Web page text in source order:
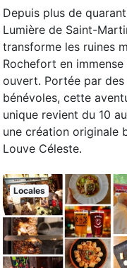
Depuis plus de
Lumière de Saint-
transforme les ruines
Rochefort en
ouvert. Portée par
bénévoles, cette
unique revient du 10
une création originale
Louve Céleste.
Locales